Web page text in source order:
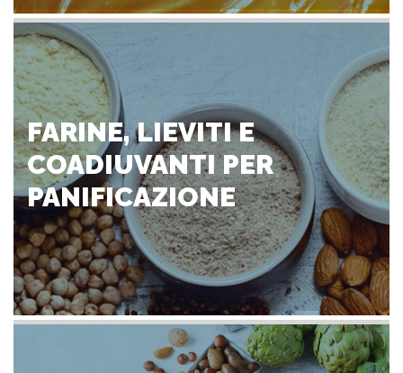
FARINE, LIEVITI E
COADIUVANTI PER
PANIFICAZIONE